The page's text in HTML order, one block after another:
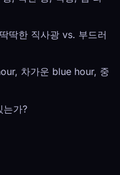
딱한 직사광 vs. 부드러
차가운 blue hour, 중
는가?